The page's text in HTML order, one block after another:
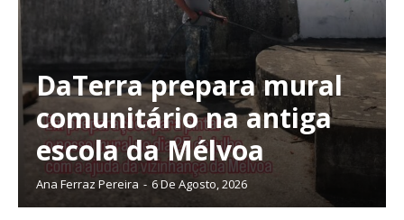
público!
Sendo assinante terá acesso a todos os conteúdos exclusivos e versões
digitais.
Escolha o plano de assinatura desejado:
ASSINATURA
IMPRESSA
DaTerra prepara mural
comunitário na antiga
escola da Mélvoa
Ana Ferraz Pereira - 6 De Agosto, 2026